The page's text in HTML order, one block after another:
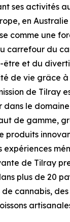
ses activités
en
comme une
carrefour du
être et du
de vie grâce à
de Tilray
le
de gamme,
produits
expériences
de Tilray
plus de 20
cannabis,